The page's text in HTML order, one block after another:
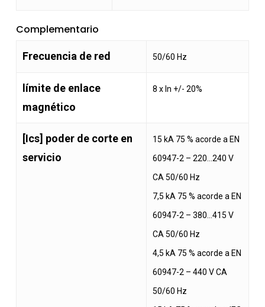
Complementario
Frecuencia de red 50/60 Hz
límite de enlace
magnético
8 x In +/- 20%
[Ics] poder de corte en
servicio
15 kA 75 % acorde a EN
60947-2 – 220…240 V
CA 50/60 Hz
7,5 kA 75 % acorde a EN
60947-2 – 380…415 V
CA 50/60 Hz
4,5 kA 75 % acorde a EN
60947-2 – 440 V CA
50/60 Hz